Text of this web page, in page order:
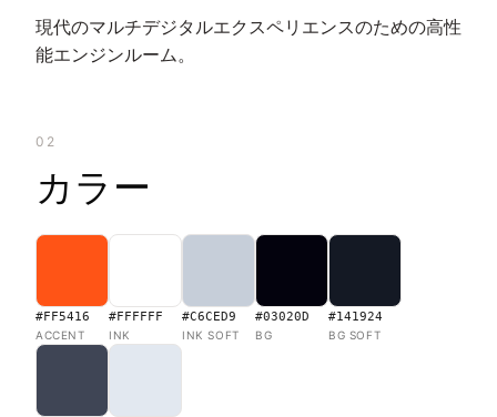
現代のマルチデジタルエクスペリエンスのための高性
能エンジンルーム。
02
カラー
#FF5416
ACCENT
#FFFFFF
INK
#C6CED9
INK SOFT
#03020D
BG
#141924
BG SOFT